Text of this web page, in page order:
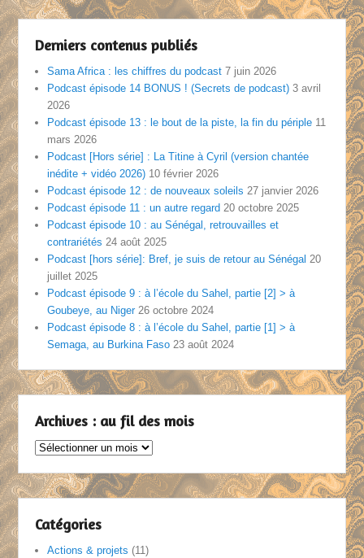
Derniers contenus publiés
Sama Africa : les chiffres du podcast 7 juin 2026
Podcast épisode 14 BONUS ! (Secrets de podcast) 3 avril
2026
Podcast épisode 13 : le bout de la piste, la fin du périple 11
mars 2026
Podcast [Hors série] : La Titine à Cyril (version chantée
inédite + vidéo 2026) 10 février 2026
Podcast épisode 12 : de nouveaux soleils 27 janvier 2026
Podcast épisode 11 : un autre regard 20 octobre 2025
Podcast épisode 10 : au Sénégal, retrouvailles et
contrariétés 24 août 2025
Podcast [hors série]: Bref, je suis de retour au Sénégal 20
juillet 2025
Podcast épisode 9 : à l’école du Sahel, partie [2] > à
Goubeye, au Niger 26 octobre 2024
Podcast épisode 8 : à l’école du Sahel, partie [1] > à
Semaga, au Burkina Faso 23 août 2024
Archives : au fil des mois
Archives
au
fil
des
Catégories
Actions & projets (11)